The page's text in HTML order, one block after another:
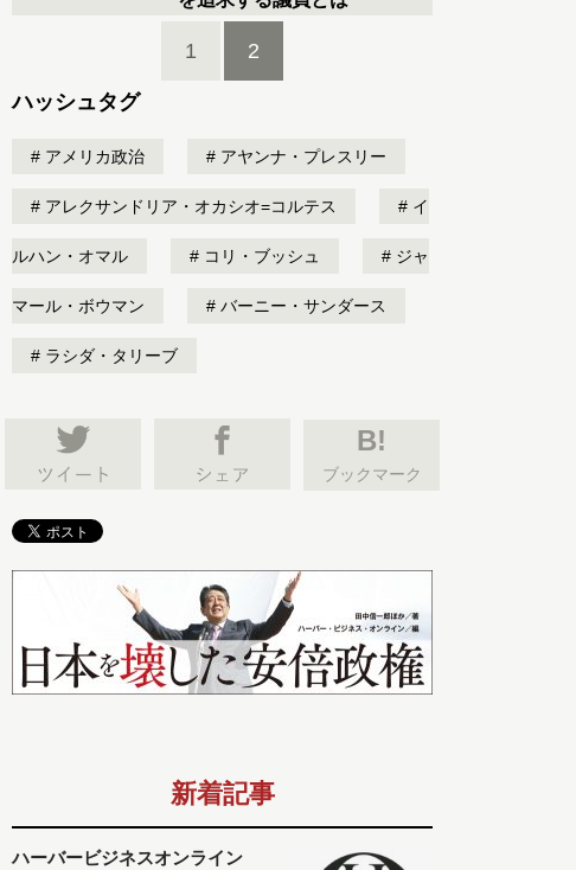
1 2
ハッシュタグ
アメリカ政治 アヤンナ・プレスリー
アレクサンドリア・オカシオ=コルテス イ
ルハン・オマル コリ・ブッシュ ジャ
マール・ボウマン バーニー・サンダース
ラシダ・タリーブ
B!
ブックマーク
新着記事
ハーバービジネスオンライン